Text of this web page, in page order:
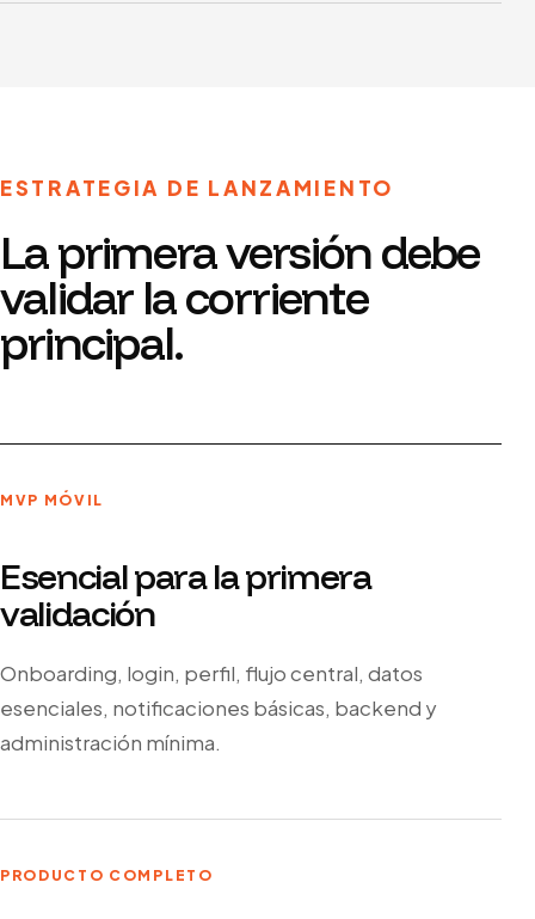
ESTRATEGIA DE LANZAMIENTO
La primera versión debe
validar la corriente
principal.
MVP MÓVIL
Esencial para la primera
validación
Onboarding, login, perfil, flujo central, datos
esenciales, notificaciones básicas, backend y
administración mínima.
PRODUCTO COMPLETO